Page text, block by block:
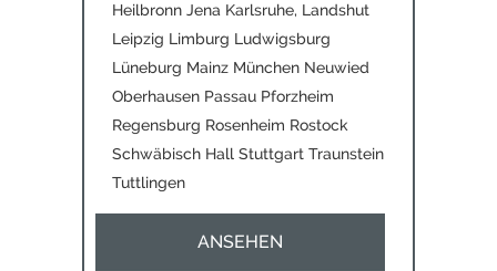
Heilbronn Jena Karlsruhe, Landshut
Leipzig Limburg Ludwigsburg
Lüneburg Mainz München Neuwied
Oberhausen Passau Pforzheim
Regensburg Rosenheim Rostock
Schwäbisch Hall Stuttgart Traunstein
Tuttlingen
ANSEHEN